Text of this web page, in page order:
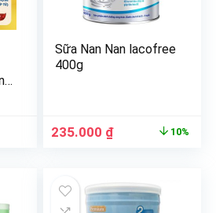
Sữa Nan Nan lacofree
400g
235.000 ₫ 10%